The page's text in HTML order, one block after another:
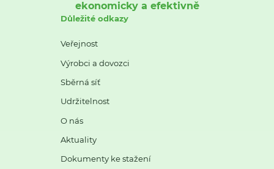
ekonomicky a efektivně
Důležité odkazy
Veřejnost
Výrobci a dovozci
Sběrná síť
Udržitelnost
O nás
Aktuality
Dokumenty ke stažení